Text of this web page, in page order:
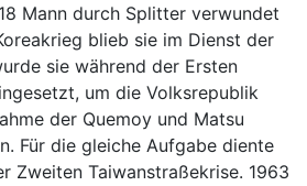
Mann durch Splitter verwundet
blieb sie im Dienst der
sie während der Ersten
um die Volksrepublik
der Quemoy und Matsu
Für die gleiche Aufgabe diente
Zweiten Taiwanstraßekrise. 1963